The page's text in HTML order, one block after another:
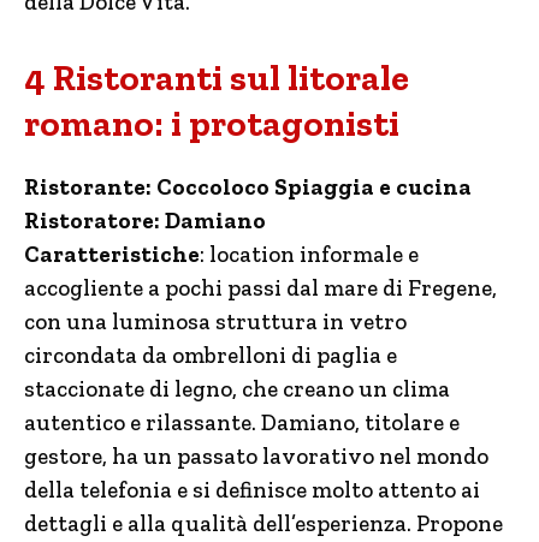
4 Ristoranti sul litorale
romano: i protagonisti
Ristorante: Coccoloco Spiaggia e cucina
Ristoratore: Damiano
Caratteristiche: location informale e
accogliente a pochi passi dal mare di Fregene,
con una luminosa struttura in vetro
circondata da ombrelloni di paglia e
staccionate di legno, che creano un clima
autentico e rilassante. Damiano, titolare e
gestore, ha un passato lavorativo nel mondo
della telefonia e si definisce molto attento ai
dettagli e alla qualità dell’esperienza. Propone